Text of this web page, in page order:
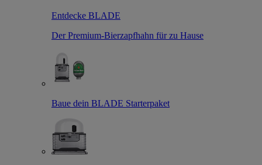
Entdecke BLADE
Der Premium-Bierzapfhahn für zu Hause
Baue dein BLADE Starterpaket